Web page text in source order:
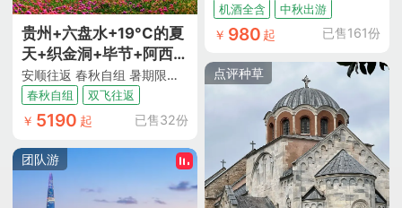
贵州+六盘水+19°C的夏
天+织金洞+毕节+阿西里
西韭菜坪+海坪彝族文化
小镇+玉舍国家森林公园
+乌蒙大草原+三线建设
树大瀑布+天龙屯堡+安
顺往返8日跟团游 | 乡村
度假
安顺往返 春秋自组 暑期限定丨满20人升级2+1旅游车+经典黄果树/毕节/六盘水环线游 赠送上海市区送浦东机场服务
春秋自组 双飞往返
￥ 5190 起 已售32份
团队游
机酒全含 中秋出游
￥ 980 起 已售161份
点评种草